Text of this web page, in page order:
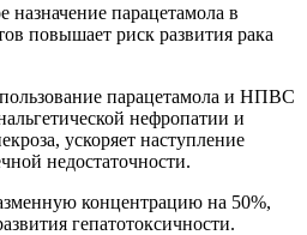
парацетамола в
повышает риск развития рака
парацетамола и НПВС
нефропатии и
ускоряет наступление
недостаточности.
концентрацию на 50%,
гепатотоксичности.